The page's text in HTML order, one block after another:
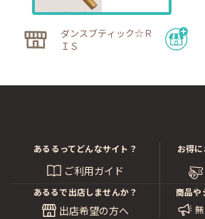
ダンスブティック☆Ｒ
ＩＳ
あるるってどんなサイト？
ご利用ガイド
お得
あるるで出店しませんか？
出店希望の方へ
商品や